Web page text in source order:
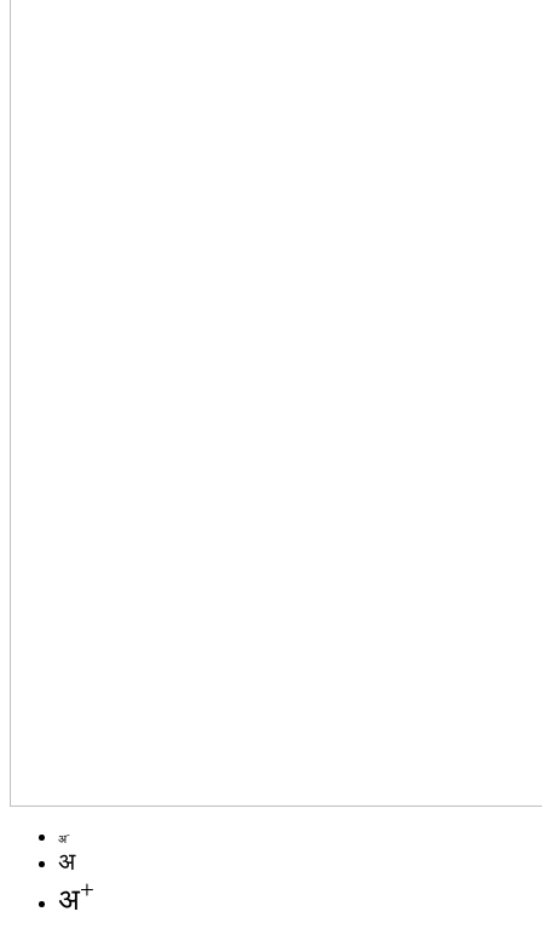
अ-
अ
अ+